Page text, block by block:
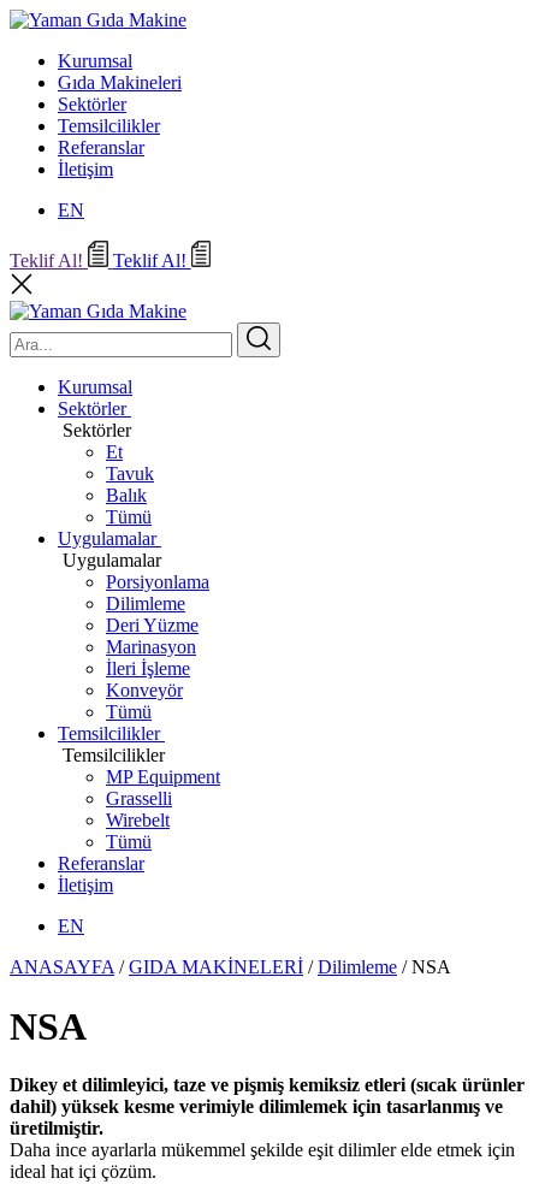
Kurumsal
Gıda Makineleri
Sektörler
Temsilcilikler
Referanslar
İletişim
EN
Teklif Al! Teklif Al!
Kurumsal
Sektörler
Sektörler
Et
Tavuk
Balık
Tümü
Uygulamalar
Uygulamalar
Porsiyonlama
Dilimleme
Deri Yüzme
Marinasyon
İleri İşleme
Konveyör
Tümü
Temsilcilikler
Temsilcilikler
MP Equipment
Grasselli
Wirebelt
Tümü
Referanslar
İletişim
EN
ANASAYFA /GIDA MAKİNELERİ /Dilimleme /NSA
NSA
Dikey et dilimleyici, taze ve pişmiş kemiksiz etleri (sıcak ürünler
dahil) yüksek kesme verimiyle dilimlemek için tasarlanmış ve
üretilmiştir.
Daha ince ayarlarla mükemmel şekilde eşit dilimler elde etmek için
ideal hat içi çözüm.